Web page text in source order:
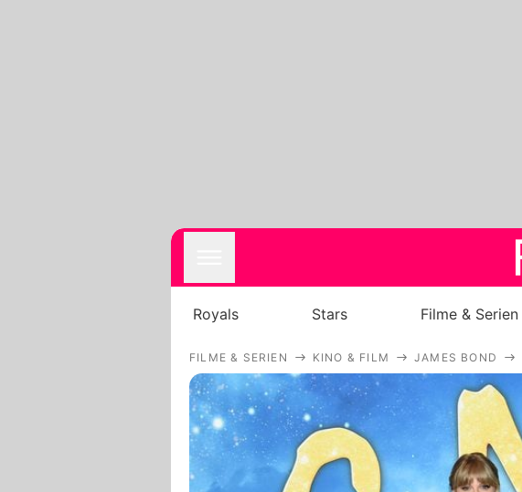
Royals Stars Filme & Serien
FILME & SERIEN KINO & FILM JAMES BOND